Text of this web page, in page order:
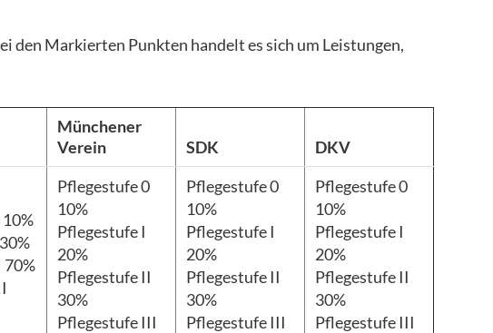
den Markierten Punkten handelt es sich um Leistungen,
Münchener
Verein
SDK DKV
70%
Pflegestufe 0
10%
Pflegestufe I
20%
Pflegestufe II
30%
Pflegestufe III
Pflegestufe 0
10%
Pflegestufe I
20%
Pflegestufe II
30%
Pflegestufe III
Pflegestufe 0
10%
Pflegestufe I
20%
Pflegestufe II
30%
Pflegestufe III